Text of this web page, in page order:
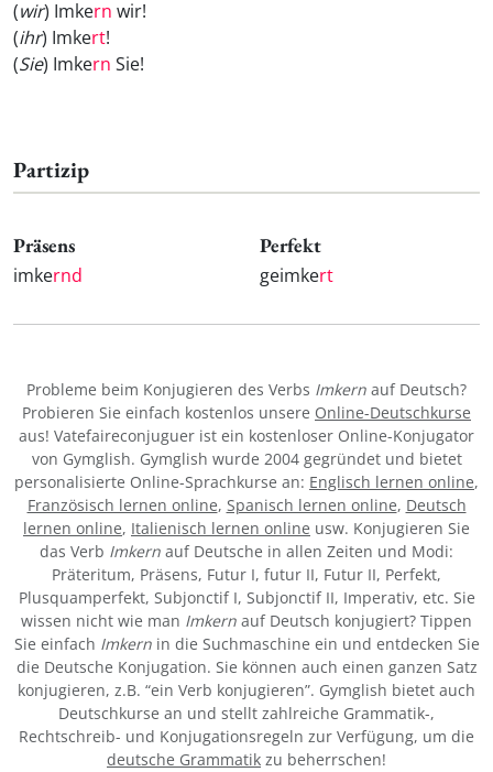
(wir) Imkern wir!
(ihr) Imkert!
(Sie) Imkern Sie!
Partizip
Präsens
imkernd
Perfekt
geimkert
Probleme beim Konjugieren des Verbs Imkern auf Deutsch?
Probieren Sie einfach kostenlos unsere Online-Deutschkurse
aus! Vatefaireconjuguer ist ein kostenloser Online-Konjugator
von Gymglish. Gymglish wurde 2004 gegründet und bietet
personalisierte Online-Sprachkurse an: Englisch lernen online,
Französisch lernen online, Spanisch lernen online, Deutsch
lernen online, Italienisch lernen online usw. Konjugieren Sie
das Verb Imkern auf Deutsche in allen Zeiten und Modi:
Präteritum, Präsens, Futur I, futur II, Futur II, Perfekt,
Plusquamperfekt, Subjonctif I, Subjonctif II, Imperativ, etc. Sie
wissen nicht wie man Imkern auf Deutsch konjugiert? Tippen
Sie einfach Imkernin die Suchmaschine ein und entdecken Sie
die Deutsche Konjugation. Sie können auch einen ganzen Satz
konjugieren, z.B. “ein Verb konjugieren”. Gymglish bietet auch
Deutschkurse an und stellt zahlreiche Grammatik-,
Rechtschreib- und Konjugationsregeln zur Verfügung, um die
deutsche Grammatik zu beherrschen!